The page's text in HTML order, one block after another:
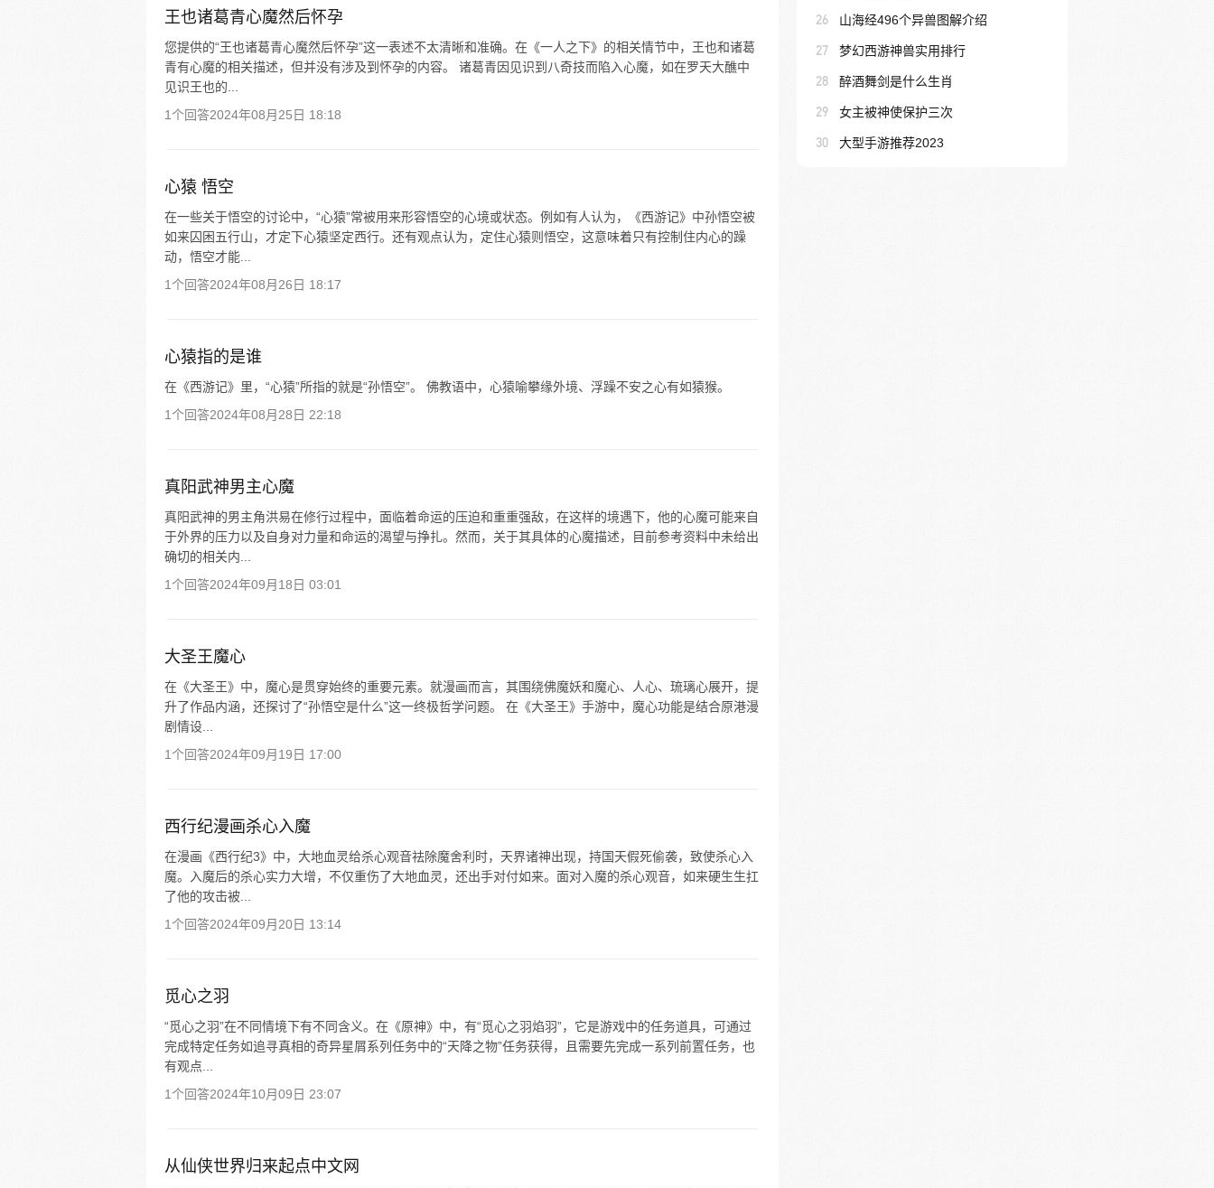
王也诸葛青心魔然后怀孕
您提供的“王也诸葛青心魔然后怀孕”这一表述不太清晰和准确。在《一人之下》的相关情节中，王也和诸葛
青有心魔的相关描述，但并没有涉及到怀孕的内容。 诸葛青因见识到八奇技而陷入心魔，如在罗天大醮中
见识王也的...
1个回答2024年08月25日 18:18
心猿 悟空
在一些关于悟空的讨论中，“心猿”常被用来形容悟空的心境或状态。例如有人认为，《西游记》中孙悟空被
如来囚困五行山，才定下心猿坚定西行。还有观点认为，定住心猿则悟空，这意味着只有控制住内心的躁
动，悟空才能...
1个回答2024年08月26日 18:17
心猿指的是谁
在《西游记》里，“心猿”所指的就是“孙悟空”。 佛教语中，心猿喻攀缘外境、浮躁不安之心有如猿猴。
1个回答2024年08月28日 22:18
真阳武神男主心魔
真阳武神的男主角洪易在修行过程中，面临着命运的压迫和重重强敌，在这样的境遇下，他的心魔可能来自
于外界的压力以及自身对力量和命运的渴望与挣扎。然而，关于其具体的心魔描述，目前参考资料中未给出
确切的相关内...
1个回答2024年09月18日 03:01
大圣王魔心
在《大圣王》中，魔心是贯穿始终的重要元素。就漫画而言，其围绕佛魔妖和魔心、人心、琉璃心展开，提
升了作品内涵，还探讨了“孙悟空是什么”这一终极哲学问题。 在《大圣王》手游中，魔心功能是结合原港漫
剧情设...
1个回答2024年09月19日 17:00
西行纪漫画杀心入魔
在漫画《西行纪3》中，大地血灵给杀心观音祛除魔舍利时，天界诸神出现，持国天假死偷袭，致使杀心入
魔。入魔后的杀心实力大增，不仅重伤了大地血灵，还出手对付如来。面对入魔的杀心观音，如来硬生生扛
了他的攻击被...
1个回答2024年09月20日 13:14
觅心之羽
“觅心之羽”在不同情境下有不同含义。在《原神》中，有“觅心之羽焰羽”，它是游戏中的任务道具，可通过
完成特定任务如追寻真相的奇异星屑系列任务中的“天降之物”任务获得，且需要先完成一系列前置任务，也
有观点...
1个回答2024年10月09日 23:07
从仙侠世界归来起点中文网
26 山海经496个异兽图解介绍
27 梦幻西游神兽实用排行
28 醉酒舞剑是什么生肖
29 女主被神使保护三次
30 大型手游推荐2023